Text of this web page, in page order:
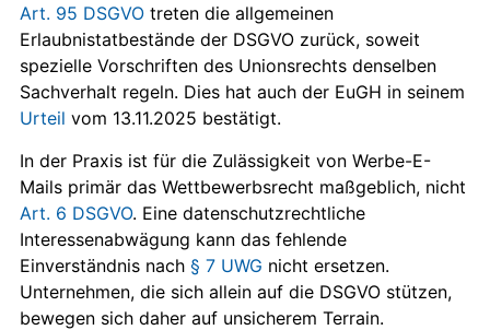
Art. 95 DSGVO treten die allgemeinen
Erlaubnistatbestände der DSGVO zurück, soweit
spezielle Vorschriften des Unionsrechts denselben
Sachverhalt regeln. Dies hat auch der EuGH in seinem
Urteil vom 13.11.2025 bestätigt.
In der Praxis ist für die Zulässigkeit von Werbe-E-
Mails primär das Wettbewerbsrecht maßgeblich, nicht
Art. 6 DSGVO. Eine datenschutzrechtliche
Interessenabwägung kann das fehlende
Einverständnis nach§ 7 UWG nicht ersetzen.
Unternehmen, die sich allein auf die DSGVO stützen,
bewegen sich daher auf unsicherem Terrain.